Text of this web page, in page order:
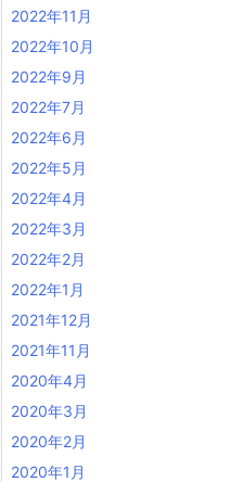
2022年11月
2022年10月
2022年9月
2022年7月
2022年6月
2022年5月
2022年4月
2022年3月
2022年2月
2022年1月
2021年12月
2021年11月
2020年4月
2020年3月
2020年2月
2020年1月